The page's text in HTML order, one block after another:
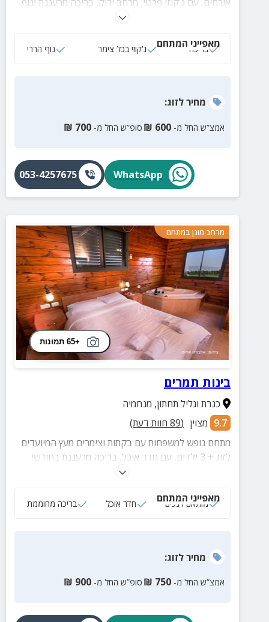
מאפייני המתחם
בריכה ג‘קוזי בכל צימר נוף הררי
מחירלזוג:
אמצ”ש החל מ- 600
₪ סופ”ש החל מ- 700
₪
WhatsApp
053-4257675
מרחב מוגן במתחם
+65 תמונות
בינות תמרים
כנרת וגליל תחתון, מנחמיה
9.7 מצוין (
89 חוות דעת)
מתחם נופש למשפחות עם בקתות וצימרים מעץ המיועדים
לזוג + 3 ילדים, עם חדר אוכל, בריכה מרעננת בחודשי
הקיץ, מדשאות רחבות ידיים והמון פעילויות בסביבה.
מאפייני המתחם
מותאם לנכים חדר אוכל בריכה מחוממת
מחירלזוג:
אמצ”ש החל מ- 750
₪ סופ”ש החל מ- 900
₪